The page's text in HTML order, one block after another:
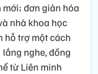
đơn giản hóa
nhà khoa học
hỗ trợ một cách
nghe, đồng
từ Liên minh